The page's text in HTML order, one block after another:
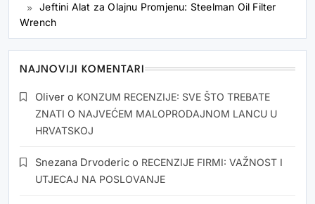
Jeftini Alat za Olajnu Promjenu: Steelman Oil Filter
Wrench
NAJNOVIJI KOMENTARI
Oliver o KONZUM RECENZIJE: SVE ŠTO TREBATE
ZNATI O NAJVEĆEM MALOPRODAJNOM LANCU U
HRVATSKOJ
Snezana Drvoderic o RECENZIJE FIRMI: VAŽNOST I
UTJECAJ NA POSLOVANJE